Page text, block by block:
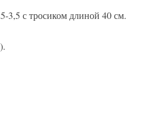
с тросиком длиной 40 см.